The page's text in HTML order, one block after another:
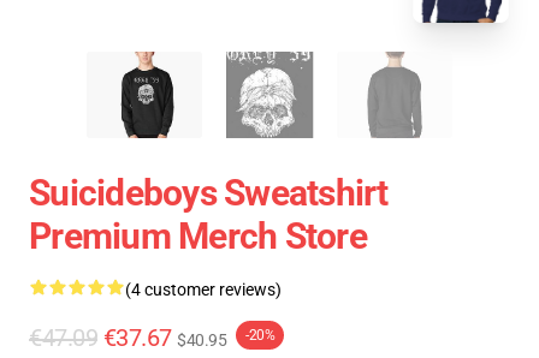
Suicideboys Sweatshirt
Premium Merch Store
(4 customer reviews)
€47.09 €37.67 $40.95 -20%